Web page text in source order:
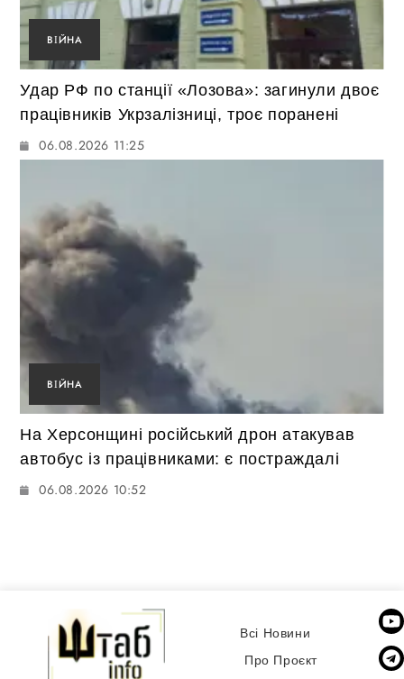
ВІЙНА
Удар РФ по станції «Лозова»: загинули двоє
працівників Укрзалізниці, троє поранені
06.08.2026 11:25
ВІЙНА
На Херсонщині російський дрон атакував
автобус із працівниками: є постраждалі
06.08.2026 10:52
Всі Новини
Про Проєкт